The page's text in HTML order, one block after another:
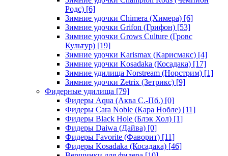
Родс) [6]
Зимние удочки Chimera (Химера) [6]
Зимние удочки Grifon (Грифон) [53]
Зимние удочки Grows Culture (Гровс
Культур) [19]
Зимние удочки Karismax (Карисмакс) [4]
Зимние удочки Kosadaka (Косадака) [17]
Зимние удилища Norstream (Норстрим) [1]
Зимние удочки Zetrix (Зетрикс) [9]
Фидерные удилища [79]
Фидеры Aqua (Аква С.-Пб.) [0]
Фидеры Cara Noble (Кара Нобле) [11]
Фидеры Black Hole (Блэк Хол) [1]
Фидеры Daiwa (Дайва) [0]
Фидеры Favorite (Фаворит) [11]
Фидеры Kosadaka (Косадака) [46]